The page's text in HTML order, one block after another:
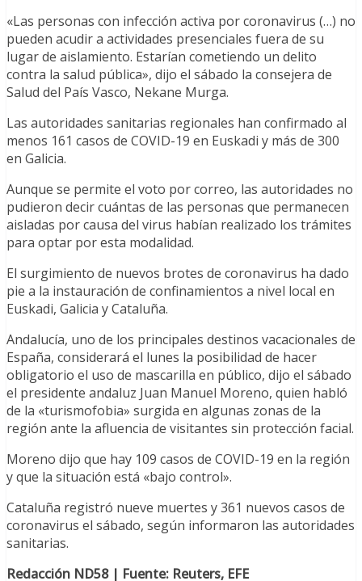
«Las personas con infección activa por coronavirus (…) no
pueden acudir a actividades presenciales fuera de su
lugar de aislamiento. Estarían cometiendo un delito
contra la salud pública», dijo el sábado la consejera de
Salud del País Vasco, Nekane Murga.
Las autoridades sanitarias regionales han confirmado al
menos 161 casos de COVID-19 en Euskadi y más de 300
en Galicia.
Aunque se permite el voto por correo, las autoridades no
pudieron decir cuántas de las personas que permanecen
aisladas por causa del virus habían realizado los trámites
para optar por esta modalidad.
El surgimiento de nuevos brotes de coronavirus ha dado
pie a la instauración de confinamientos a nivel local en
Euskadi, Galicia y Cataluña.
Andalucía, uno de los principales destinos vacacionales de
España, considerará el lunes la posibilidad de hacer
obligatorio el uso de mascarilla en público, dijo el sábado
el presidente andaluz Juan Manuel Moreno, quien habló
de la «turismofobia» surgida en algunas zonas de la
región ante la afluencia de visitantes sin protección facial.
Moreno dijo que hay 109 casos de COVID-19 en la región
y que la situación está «bajo control».
Cataluña registró nueve muertes y 361 nuevos casos de
coronavirus el sábado, según informaron las autoridades
sanitarias.
Redacción ND58 | Fuente: Reuters, EFE